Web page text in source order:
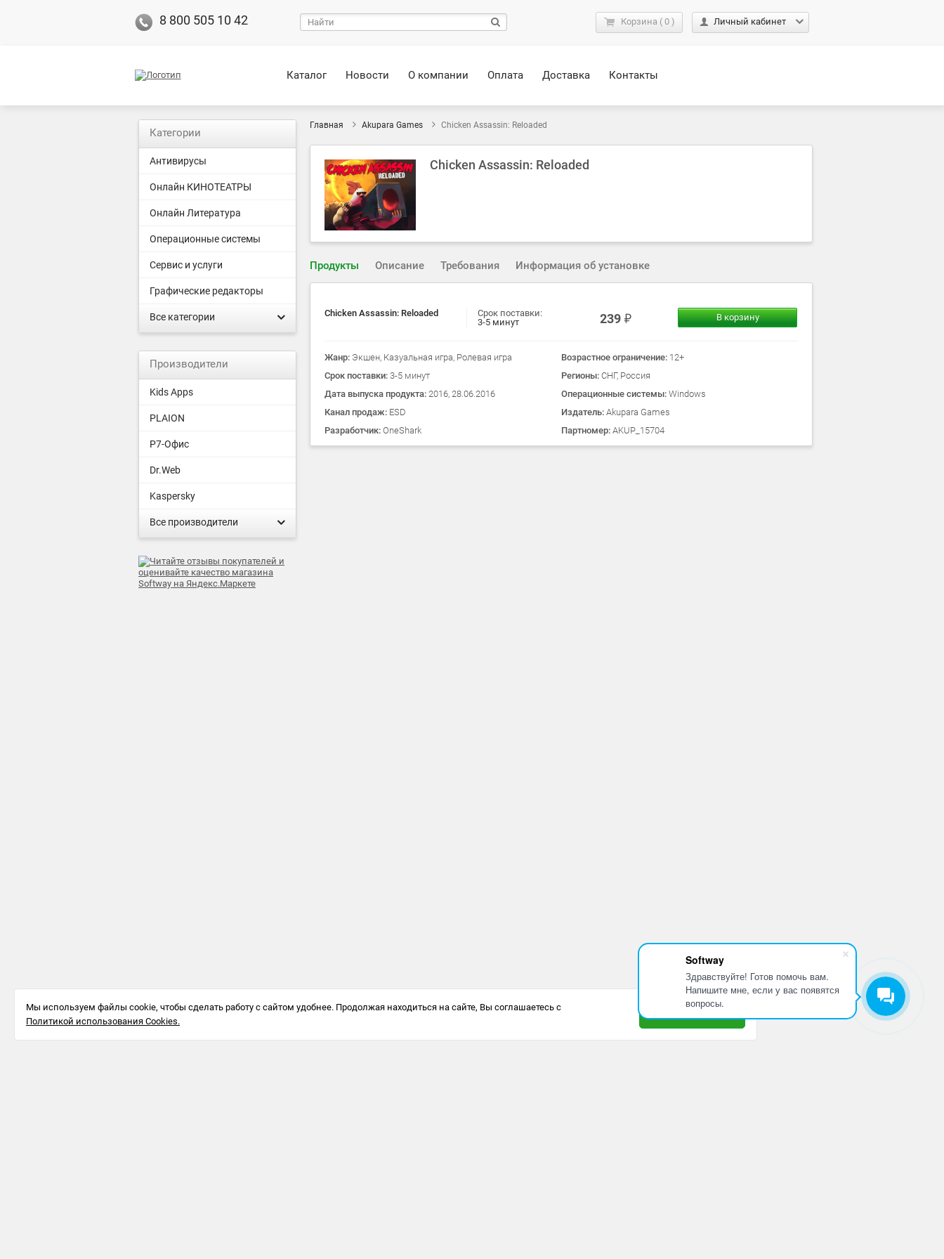
Softway
Здравствуйте! Готов помочь вам.
Напишите мне, если у вас появятся
вопросы.
8 800 505 10 42 Корзина ( 0 ) Личный кабинет
Каталог Новости О компании Оплата Доставка Контакты
Главная Akupara Games Chicken Assassin: Reloaded
Chicken Assassin: Reloaded
Продукты Описание Требования Информация об установке
Chicken Assassin: Reloaded
Срок поставки:
3-5 минут
239 В корзину
Жанр: Экшен, Казуальная игра, Ролевая игра Возрастное ограничение: 12+
Срок поставки: 3-5 минут Регионы: СНГ, Россия
Дата выпуска продукта: 2016, 28.06.2016 Операционные системы: Windows
Канал продаж: ESD Издатель: Akupara Games
Разработчик: OneShark Партномер: AKUP_15704
Категории
Антивирусы
Онлайн КИНОТЕАТРЫ
Онлайн Литература
Операционные системы
Сервис и услуги
Графические редакторы
Все категории
Производители
Kids Apps
PLAION
Р7-Офис
Dr.Web
Kaspersky
Все производители
Мы используем файлы cookie, чтобы сделать работу с сайтом удобнее. Продолжая находиться на сайте, Вы соглашаетесь с
Политикой использования Cookies.